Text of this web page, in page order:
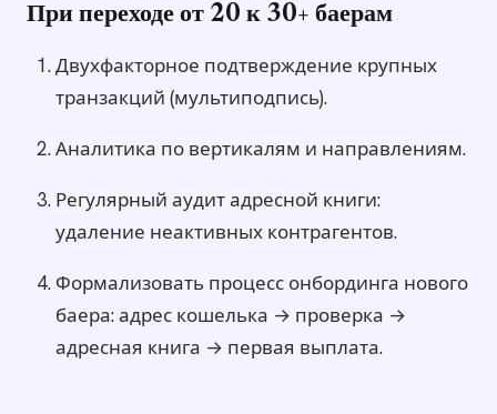
При переходе от 20 к 30+ баерам
Двухфакторное подтверждение крупных
транзакций (мультиподпись).
Аналитика по вертикалям и направлениям.
Регулярный аудит адресной книги:
удаление неактивных контрагентов.
Формализовать процесс онбординга нового
баера: адрес кошелька → проверка →
адресная книга → первая выплата.